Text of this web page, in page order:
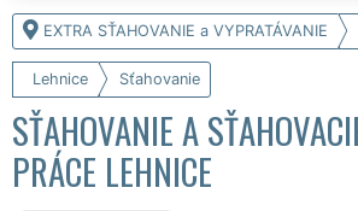
EXTRA SŤAHOVANIE a VYPRATÁVANIE
Lehnice Sťahovanie
SŤAHOVANIE A
PRÁCE LEHNICE